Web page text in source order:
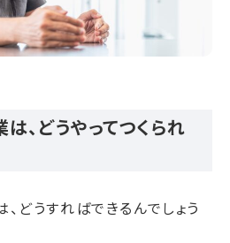
、どうやってつくられ
どうすればできるんでしょう